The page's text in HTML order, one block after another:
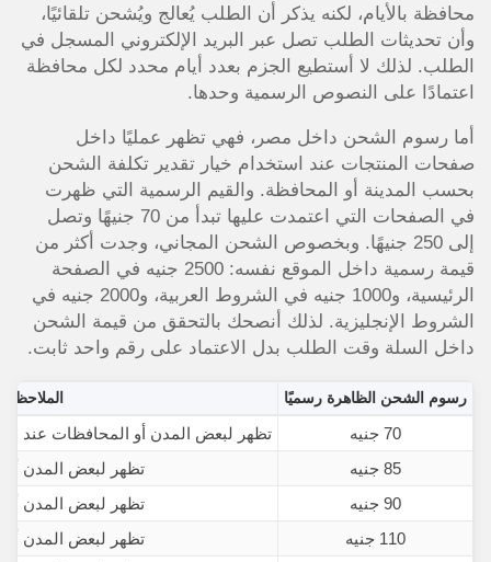
محافظة بالأيام، لكنه يذكر أن الطلب يُعالج ويُشحن تلقائيًا،
وأن تحديثات الطلب تصل عبر البريد الإلكتروني المسجل في
الطلب. لذلك لا أستطيع الجزم بعدد أيام محدد لكل محافظة
اعتمادًا على النصوص الرسمية وحدها.
أما رسوم الشحن داخل مصر، فهي تظهر عمليًا داخل
صفحات المنتجات عند استخدام خيار تقدير تكلفة الشحن
بحسب المدينة أو المحافظة. والقيم الرسمية التي ظهرت
في الصفحات التي اعتمدت عليها تبدأ من 70 جنيهًا وتصل
إلى 250 جنيهًا. وبخصوص الشحن المجاني، وجدت أكثر من
قيمة رسمية داخل الموقع نفسه: 2500 جنيه في الصفحة
الرئيسية، و1000 جنيه في الشروط العربية، و2000 جنيه في
الشروط الإنجليزية. لذلك أنصحك بالتحقق من قيمة الشحن
داخل السلة وقت الطلب بدل الاعتماد على رقم واحد ثابت.
رسوم الشحن الظاهرة رسميًا الملاحظة
70 جنيه
تظهر لبعض المدن أو المحافظات عند
85 جنيه
تظهر لبعض المدن أو
90 جنيه
تظهر لبعض المدن أو
110 جنيه
تظهر لبعض المدن أو